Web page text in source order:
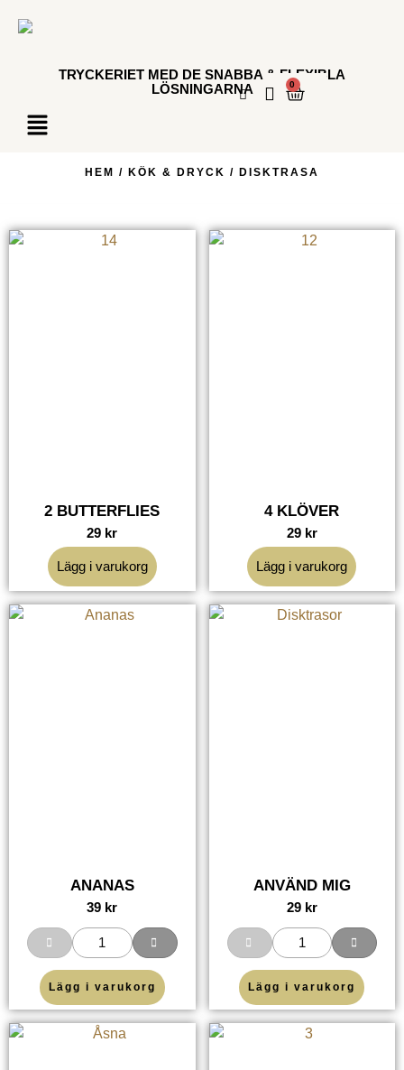
TRYCKERIET MED DE SNABBA & FLEXIBLA
LÖSNINGARNA
0
HEM / KÖK & DRYCK / DISKTRASA
2 BUTTERFLIES
29 kr
Lägg i varukorg
4 KLÖVER
29 kr
Lägg i varukorg
ANANAS
39 kr
Lägg i varukorg
ANVÄND MIG
29 kr
Lägg i varukorg